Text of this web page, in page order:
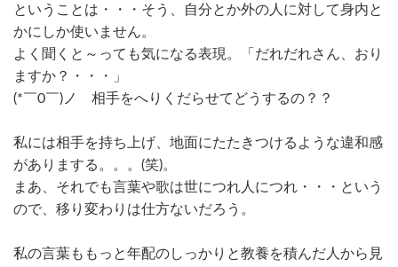
ということは・・・そう、自分とか外の人に対して身内と
かにしか使いません。
よく聞くと～っても気になる表現。「だれだれさん、おり
ますか？・・・」
(*￣0￣)ノ 相手をへりくだらせてどうするの？？
私には相手を持ち上げ、地面にたたきつけるような違和感
がありまする。。。(笑)。
まあ、それでも言葉や歌は世につれ人につれ・・・という
ので、移り変わりは仕方ないだろう。
私の言葉ももっと年配のしっかりと教養を積んだ人から見